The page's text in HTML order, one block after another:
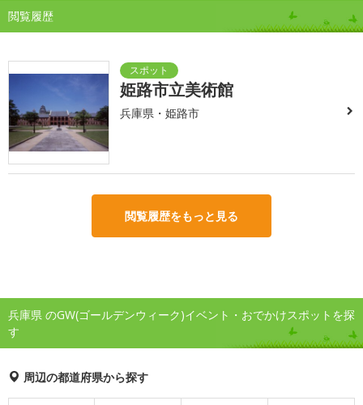
閲覧履歴
姫路市立美術館
兵庫県・姫路市
閲覧履歴をもっと見る
兵庫県 のGW(ゴールデンウィーク)イベント・おでかけスポットを探
す
周辺の都道府県から探す